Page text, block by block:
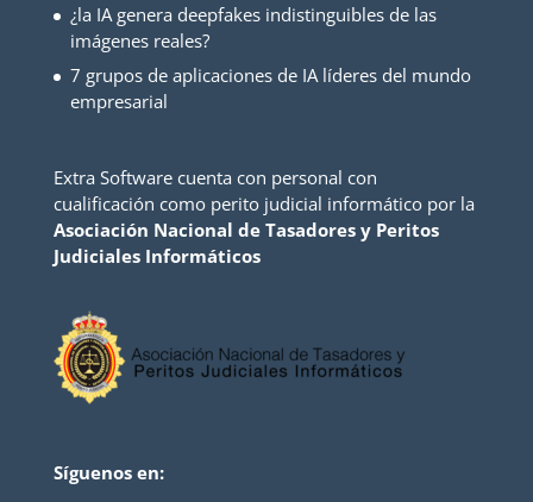
¿la IA genera deepfakes indistinguibles de las
imágenes reales?
7 grupos de aplicaciones de IA líderes del mundo
empresarial
Extra Software cuenta con personal con
cualificación como perito judicial informático por la
Asociación Nacional de Tasadores y Peritos
Judiciales Informáticos
Síguenos en: